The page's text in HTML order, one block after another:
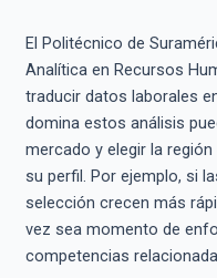
El Politécnico de
Analítica en Recursos
traducir datos laborales
domina estos análisis
mercado y elegir la
su perfil. Por ejemplo, si
selección crecen más
vez sea momento de
competencias